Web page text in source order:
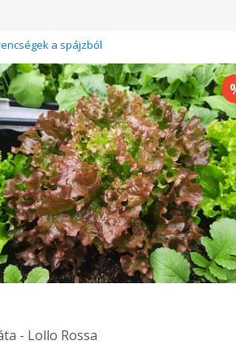
a spájzból
- Lollo Rossa